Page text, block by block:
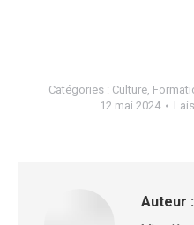
Catégories : Culture,
12 mai 2024
Auteur :